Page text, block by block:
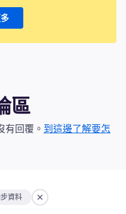
區
有回覆。 到這邊了解要怎
步資料